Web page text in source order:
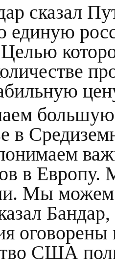
сказал
единую
большую
в
в
Мы можем
США